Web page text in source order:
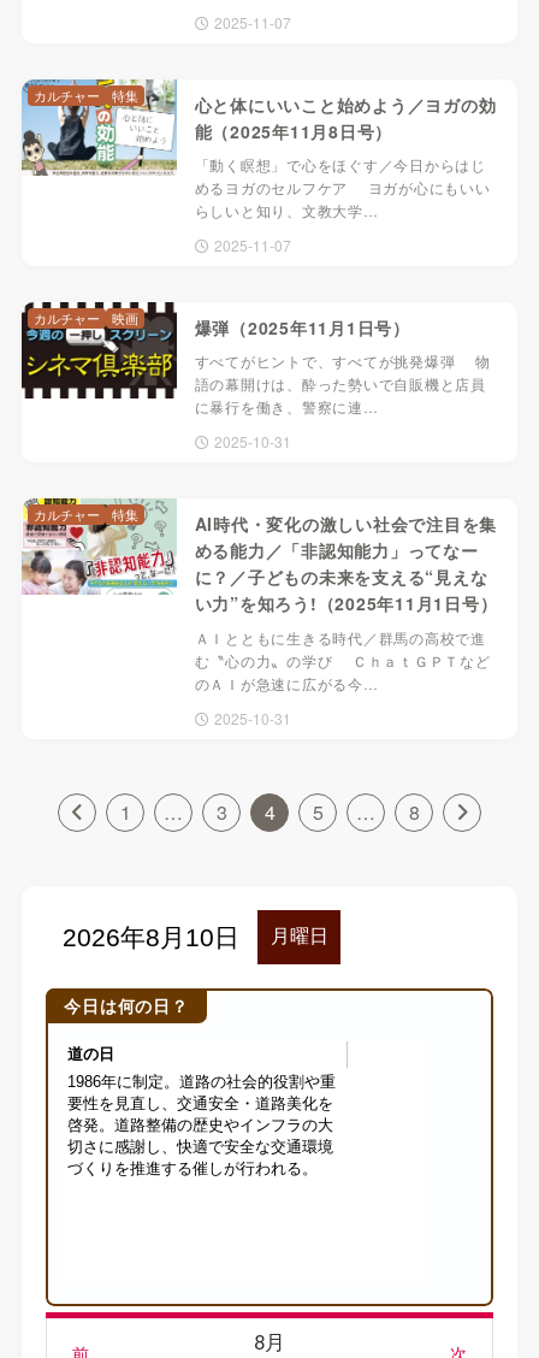
2025-11-07
心と体にいいこと始めよう／ヨガの効
能（2025年11月8日号）
「動く瞑想」で心をほぐす／今日からはじ
めるヨガのセルフケア ヨガが心にもいい
らしいと知り、文教大学…
2025-11-07
カルチャー 特集
爆弾（2025年11月1日号）
すべてがヒントで、すべてが挑発爆弾 物
語の幕開けは、酔った勢いで自販機と店員
に暴行を働き、警察に連…
2025-10-31
カルチャー 映画
AI時代・変化の激しい社会で注目を集
める能力／「非認知能力」ってなー
に？／子どもの未来を支える“見えな
い力”を知ろう!（2025年11月1日号）
ＡＩとともに生きる時代／群馬の高校で進
む〝心の力〟の学び ＣｈａｔＧＰＴなど
のＡＩが急速に広がる今…
2025-10-31
カルチャー 特集
1 … 3 4 5 … 8
今日は何の日？